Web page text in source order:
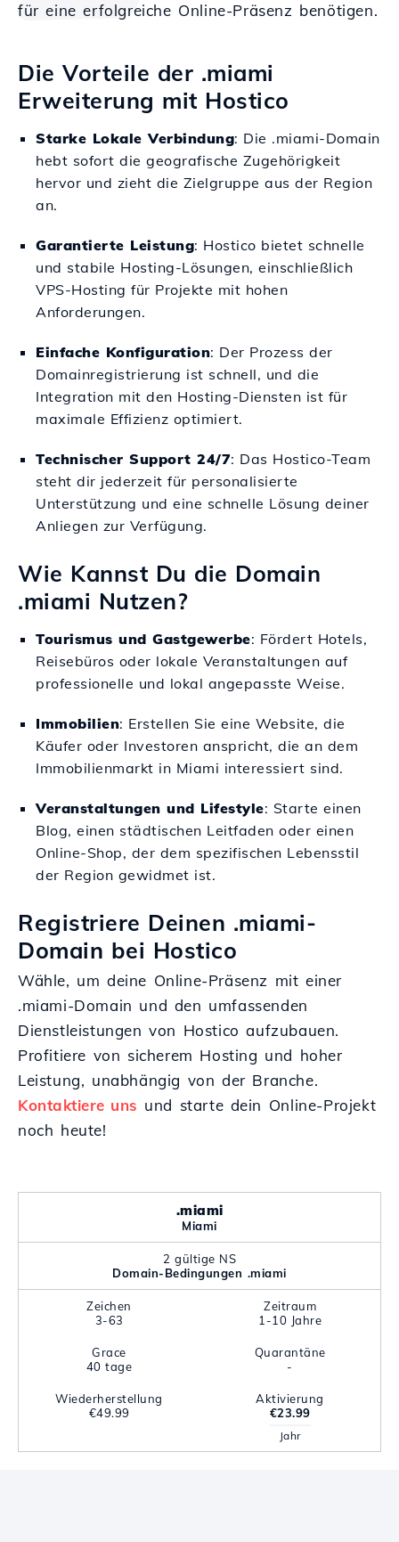
für eine erfolgreiche Online-Präsenz benötigen.
Die Vorteile der .miami
Erweiterung mit Hostico
Starke Lokale Verbindung: Die .miami-Domain
hebt sofort die geografische Zugehörigkeit
hervor und zieht die Zielgruppe aus der Region
an.
Garantierte Leistung: Hostico bietet schnelle
und stabile Hosting-Lösungen, einschließlich
VPS-Hosting für Projekte mit hohen
Anforderungen.
Einfache Konfiguration: Der Prozess der
Domainregistrierung ist schnell, und die
Integration mit den Hosting-Diensten ist für
maximale Effizienz optimiert.
Technischer Support 24/7: Das Hostico-Team
steht dir jederzeit für personalisierte
Unterstützung und eine schnelle Lösung deiner
Anliegen zur Verfügung.
Wie Kannst Du die Domain
.miami Nutzen?
Tourismus und Gastgewerbe: Fördert Hotels,
Reisebüros oder lokale Veranstaltungen auf
professionelle und lokal angepasste Weise.
Immobilien: Erstellen Sie eine Website, die
Käufer oder Investoren anspricht, die an dem
Immobilienmarkt in Miami interessiert sind.
Veranstaltungen und Lifestyle: Starte einen
Blog, einen städtischen Leitfaden oder einen
Online-Shop, der dem spezifischen Lebensstil
der Region gewidmet ist.
Registriere Deinen .miami-
Domain bei Hostico
Wähle, um deine Online-Präsenz mit einer
.miami-Domain und den umfassenden
Dienstleistungen von Hostico aufzubauen.
Profitiere von sicherem Hosting und hoher
Leistung, unabhängig von der Branche.
Kontaktiere uns und starte dein Online-Projekt
noch heute!
.miami
Miami
2 gültige NS
Domain-Bedingungen .miami
Zeichen
3-63
Zeitraum
1-10 Jahre
Grace
40 tage
Quarantäne
-
Wiederherstellung
€49.99
Aktivierung
€23.99
Jahr